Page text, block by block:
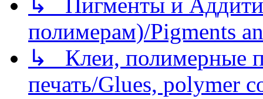
полимерам)/Pigments
↳ Клеи, полимерные
печать/Glues, polymer